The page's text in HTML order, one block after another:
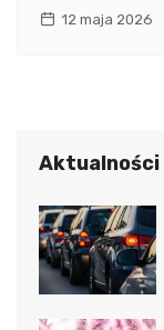
12 maja 2026
Aktualności